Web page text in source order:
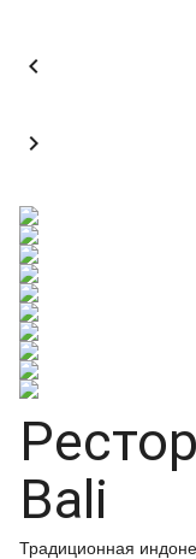


Bali
Традиционная